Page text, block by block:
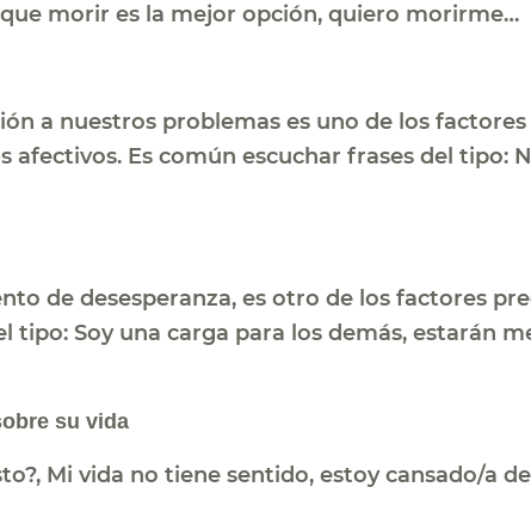
morir es la mejor opción, quiero morirme…
a nuestros problemas es uno de los
Es común escuchar frases del tipo:
de desesperanza, es otro de los factores
tipo: Soy una carga para los demás, estarán
su vida
Mi vida no tiene sentido, estoy cansado/a